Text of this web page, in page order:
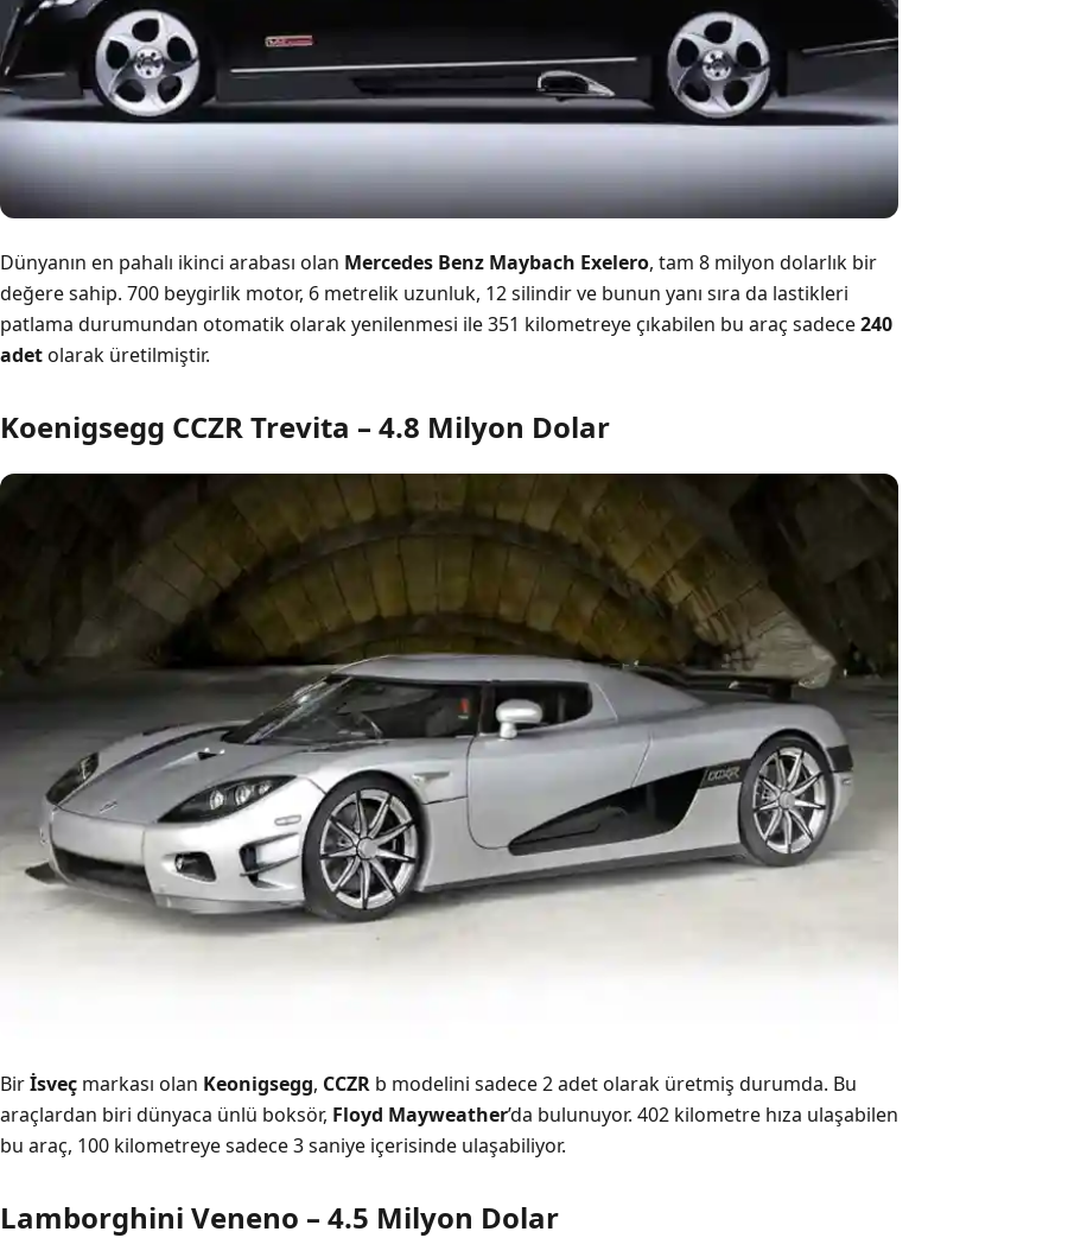
Dünyanın en pahalı ikinci arabası olan Mercedes Benz Maybach Exelero, tam 8 milyon dolarlık bir
değere sahip. 700 beygirlik motor, 6 metrelik uzunluk, 12 silindir ve bunun yanı sıra da lastikleri
patlama durumundan otomatik olarak yenilenmesi ile 351 kilometreye çıkabilen bu araç sadece240
adetolarak üretilmiştir.
Koenigsegg CCZR Trevita – 4.8 Milyon Dolar
Birİsveç markası olan Keonigsegg, CCZR b modelini sadece 2 adet olarak üretmiş durumda. Bu
araçlardan biri dünyaca ünlü boksör, Floyd Mayweather’da bulunuyor. 402 kilometre hıza ulaşabilen
bu araç, 100 kilometreye sadece 3 saniye içerisinde ulaşabiliyor.
Lamborghini Veneno – 4.5 Milyon Dolar